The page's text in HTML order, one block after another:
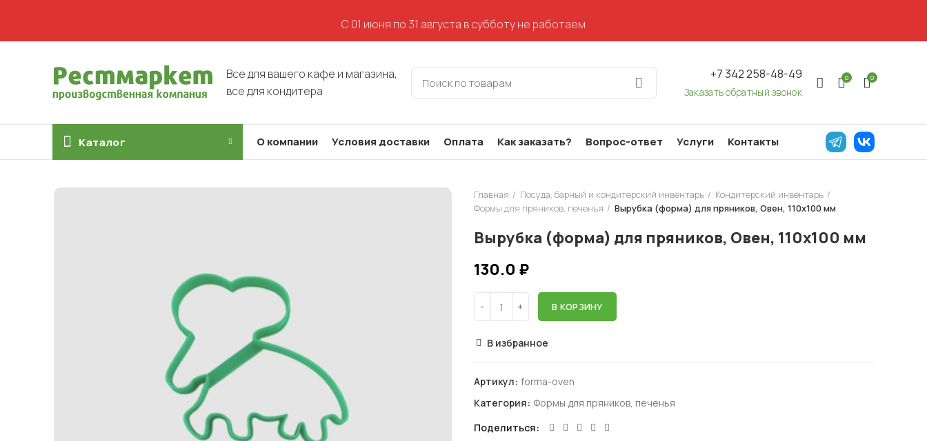
Все для вашего кафе и магазина,
все для кондитера
+7 342 258-48-49
Заказать обратный звонок
0 0
Каталог О компании Условия доставки Оплата Как заказать? Вопрос-ответ Услуги Контакты
Главная Посуда, барный и кондитерский инвентарь
Кондитерский инвентарь
Формы для пряников, печенья
Вырубка (форма) для пряников, Овен, 110х100 мм
Вырубка (форма) для пряников, Овен, 110х100 мм
130.0 ₽
В КОРЗИНУ
В избранное
Артикул: forma-oven
Категория: Формы для пряников, печенья
Поделиться
С 01 июня по 31 августа в субботу не работаем